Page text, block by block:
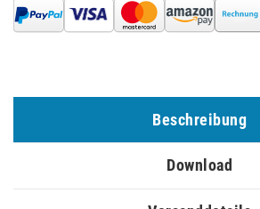
Beschreibung
Download